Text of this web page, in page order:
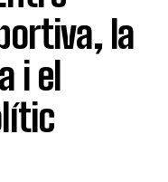
la
i el